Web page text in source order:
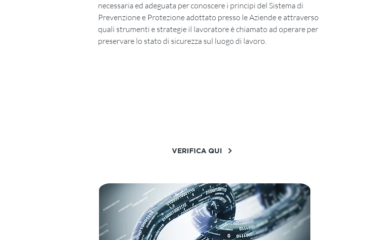
necessaria ed adeguata per conoscere i principi del Sistema di
Prevenzione e Protezione adottato presso le Aziende e attraverso
quali strumenti e strategie il lavoratore è chiamato ad operare per
preservare lo stato di sicurezza sul luogo di lavoro.
VERIFICA QUI